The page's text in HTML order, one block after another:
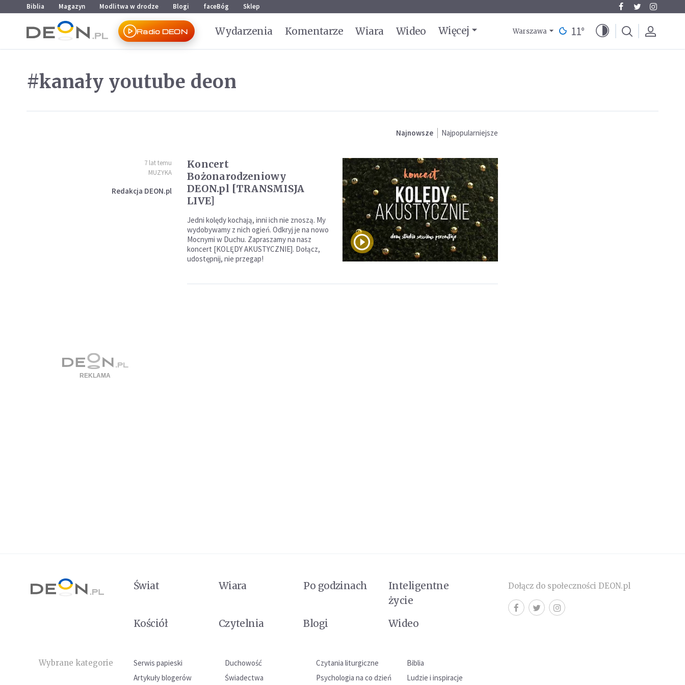
Przejdź do menu głównego
Przejdź do treści
Biblia Magazyn Modlitwa w drodze Blogi faceBóg Sklep
Radio DEON Wydarzenia Komentarze Wiara Wideo Więcej Warszawa 11°
#kanały youtube deon
Najnowsze Najpopularniejsze
7 lat temu
MUZYKA
Redakcja DEON.pl
Koncert
Bożonarodzeniowy
DEON.pl [TRANSMISJA
LIVE]
Jedni kolędy kochają, inni ich nie znoszą. My
wydobywamy z nich ogień. Odkryj je na nowo
Mocnymi w Duchu. Zapraszamy na nasz
koncert [KOLĘDY AKUSTYCZNIE]. Dołącz,
udostępnij, nie przegap!
Świat Wiara Po godzinach
Inteligentne
życie
Kościół
Czytelnia Blogi Wideo
Wybrane kategorie Serwis papieski Duchowość Czytania liturgiczne
Biblia
Artykuły blogerów
Świadectwa Psychologia na co dzień Ludzie i inspiracje
Dołącz do społeczności DEON.pl